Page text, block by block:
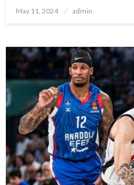
Posted
May 11, 2024 admin